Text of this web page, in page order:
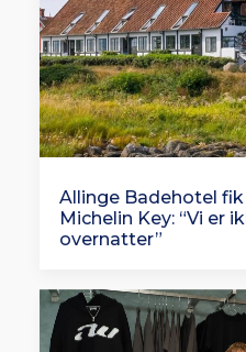
Allinge Badehotel
Michelin Key: “Vi er
overnatter”